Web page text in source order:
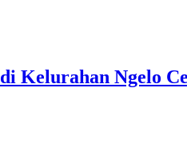
Kelurahan Ngelo